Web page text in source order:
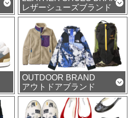
レザーシューズブランド
OUTDOOR BRAND
アウトドアブランド